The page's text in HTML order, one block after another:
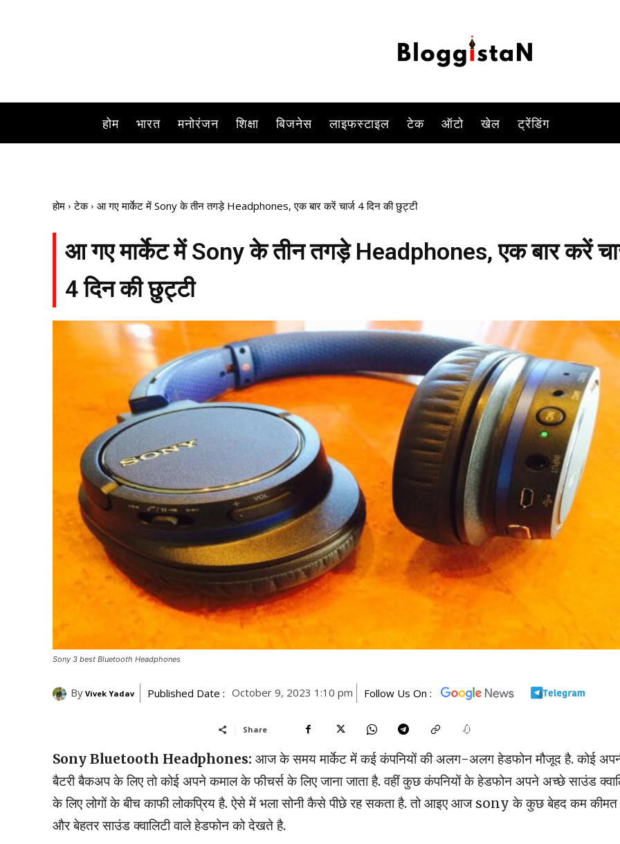
होम भारत मनोरंजन शिक्षा बिजनेस लाइफस्टाइल टेक ऑटो खेल ट्रेंडिंग
होम टेक आ गए मार्केट में Sony के तीन तगड़े Headphones, एक बार करें चार्ज 4 दिन की छुट्टी
आ गए मार्केट में Sony के तीन तगड़े Headphones, एक बार करें
4 दिन की छुट्टी
Sony 3 best Bluetooth Headphones
By Vivek Yadav Published Date : October 9, 2023 1:10 pm Follow Us On :
Share
Sony Bluetooth Headphones: आज के समय मार्केट में कई कंपनियों की अलग-अलग हेडफोन मौजूद है. कोई
बैटरी बैकअप के लिए तो कोई अपने कमाल के फीचर्स के लिए जाना जाता है. वहीं कुछ कंपनियों के हेडफोन अपने अच्छे साउंड
के लिए लोगों के बीच काफी लोकप्रिय है. ऐसे में भला सोनी कैसे पीछे रह सकता है. तो आइए आज sony के कुछ बेहद कम कीमत
और बेहतर साउंड क्वालिटी वाले हेडफोन को देखते है.